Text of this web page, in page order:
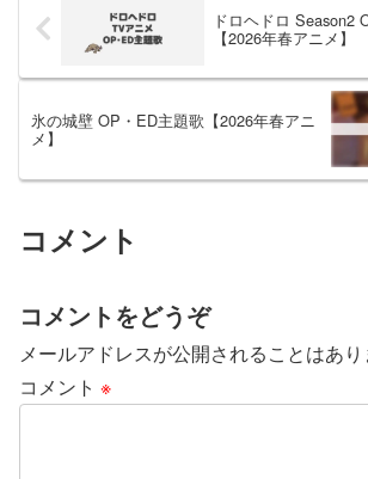
ドロヘドロ Season2
【2026年春アニメ】
氷の城壁 OP・ED主題歌【2026年春アニ
メ】
コメント
コメントをどうぞ
メールアドレスが公開されることはあり
コメント ※